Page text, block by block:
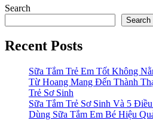
Search
Search
Recent Posts
Sữa Tắm Trẻ Em Tốt Không
Từ Hoang Mang Đến Thành
Trẻ Sơ Sinh
Sữa Tắm Trẻ Sơ Sinh Và 5
Dùng Sữa Tắm Em Bé Hiệu